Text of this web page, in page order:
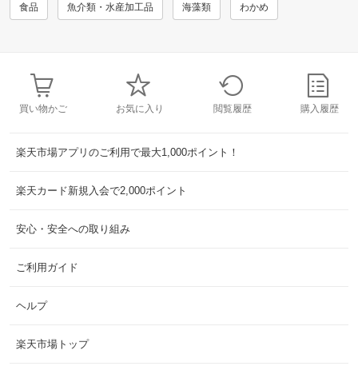
食品 魚介類・水産加工品 海藻類 わかめ
買い物かご お気に入り 閲覧履歴 購入履歴
楽天市場アプリのご利用で最大1,000ポイント！
楽天カード新規入会で2,000ポイント
安心・安全への取り組み
ご利用ガイド
ヘルプ
楽天市場トップ